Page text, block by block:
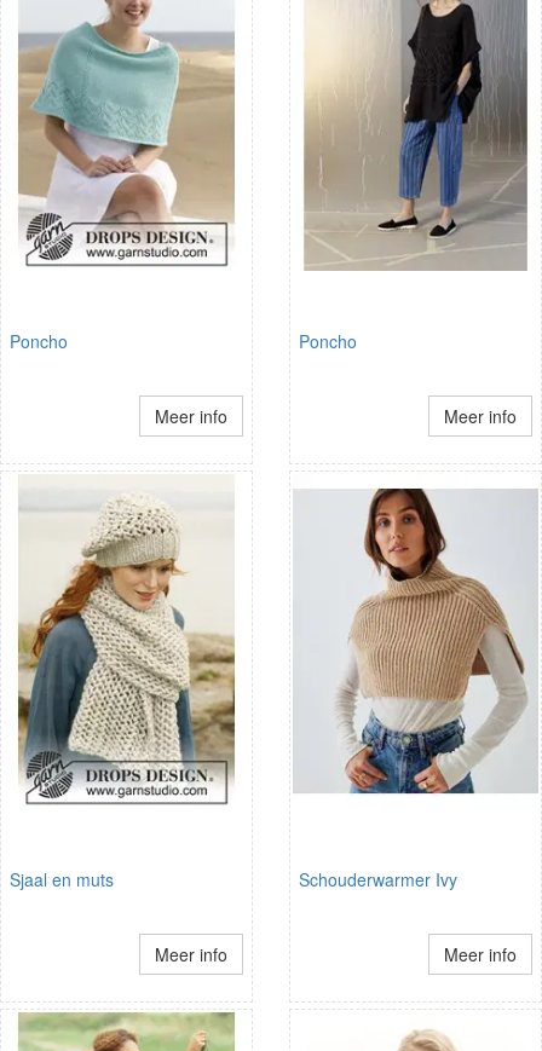
Poncho
Meer info
Poncho
Meer info
Sjaal en muts
Meer info
Schouderwarmer Ivy
Meer info